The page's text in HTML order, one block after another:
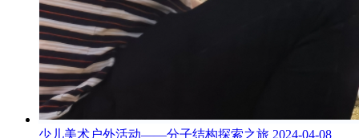
少儿美术户外活动——分子结构探索之旅 2024-04-08